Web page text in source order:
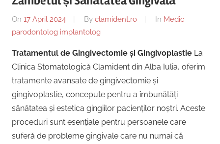
510218,
România
+40754463365
On 17 April 2024 By clamident.ro In Medic
parodontolog implantolog
Tratamentul de Gingivectomie și Gingivoplastie La
Clinica Stomatologică Clamident din Alba Iulia, oferim
tratamente avansate de gingivectomie și
gingivoplastie, concepute pentru a îmbunătăți
sănătatea și estetica gingiilor pacienților noștri. Aceste
proceduri sunt esențiale pentru persoanele care
suferă de probleme gingivale care nu numai că